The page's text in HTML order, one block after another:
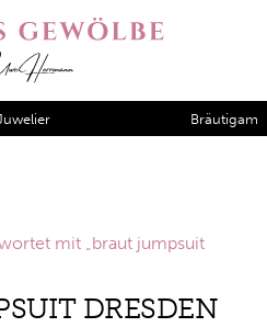
Bräutigam
mit „braut jumpsuit
DRESDEN